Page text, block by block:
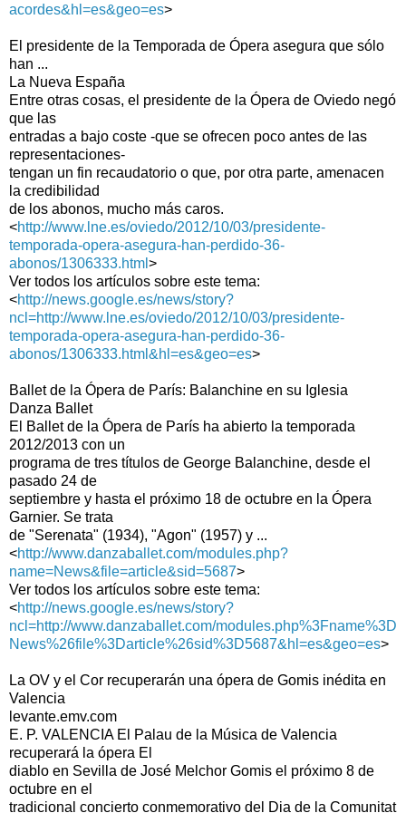
acordes&hl=es&geo=es>
El presidente de la Temporada de Ópera asegura que sólo
han ...
La Nueva España
Entre otras cosas, el presidente de la Ópera de Oviedo negó
que las
entradas a bajo coste -que se ofrecen poco antes de las
representaciones-
tengan un fin recaudatorio o que, por otra parte, amenacen
la credibilidad
de los abonos, mucho más caros.
<http://www.lne.es/oviedo/2012/10/03/presidente-
temporada-opera-asegura-han-perdido-36-
abonos/1306333.html >
Ver todos los artículos sobre este tema:
<http://news.google.es/news/story?
ncl=http://www.lne.es/oviedo/2012/10/03/presidente-
temporada-opera-asegura-han-perdido-36-
abonos/1306333.html&hl=es&geo=es>
Ballet de la Ópera de París: Balanchine en su Iglesia
Danza Ballet
El Ballet de la Ópera de París ha abierto la temporada
2012/2013 con un
programa de tres títulos de George Balanchine, desde el
pasado 24 de
septiembre y hasta el próximo 18 de octubre en la Ópera
Garnier. Se trata
de "Serenata" (1934), "Agon" (1957) y ...
<http://www.danzaballet.com/modules.php?
name=News&file=article&sid=5687>
Ver todos los artículos sobre este tema:
<http://news.google.es/news/story?
ncl=http://www.danzaballet.com/modules.php%3Fname%3D
News%26file%3Darticle%26sid%3D5687&hl=es&geo=es>
La OV y el Cor recuperarán una ópera de Gomis inédita en
Valencia
levante.emv.com
E. P. VALENCIA El Palau de la Música de Valencia
recuperará la ópera El
diablo en Sevilla de José Melchor Gomis el próximo 8 de
octubre en el
tradicional concierto conmemorativo del Dia de la Comunitat